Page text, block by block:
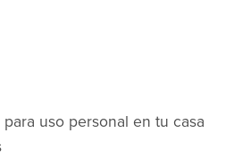
uso personal en tu casa